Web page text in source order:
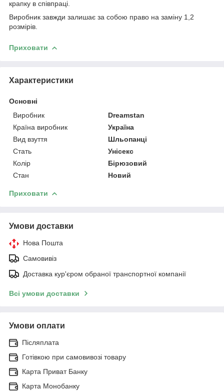
крапку в співпраці.
Виробник завжди залишає за собою право на заміну 1,2
розмірів.
Приховати
Характеристики
Основні
Виробник
Dreamstan
Країна виробник
Україна
Вид взуття
Шльопанці
Стать
Унісекс
Колір
Бірюзовий
Стан
Новий
Приховати
Умови доставки
Нова Пошта
Самовивіз
Доставка кур'єром обраної транспортної компанії
Всі умови доставки
Умови оплати
Післяплата
Готівкою при самовивозі товару
Карта Приват Банку
Карта Монобанку